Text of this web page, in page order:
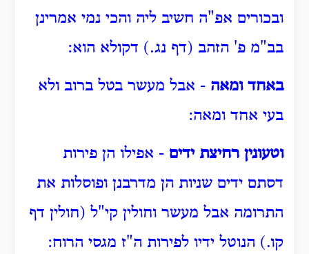
ובכורים אפ"ה חשיב ליה והכי נמי אמרינן
בב"מ פ' הזהב (דף נג.) דקולא הוא:
באחד ומאה - אבל מעשר בטל ברוב ולא
בעי אחד ומאה:
וטעונין רחיצת ידים - אפילו הן פירות
דסתם ידים שניות הן מדרבנן ופוסלות את
התרומה אבל מעשר וחולין קי"ל (חולין דף
קו.) הנוטל ידיו לפירות ה"ז מגסי הרוח: